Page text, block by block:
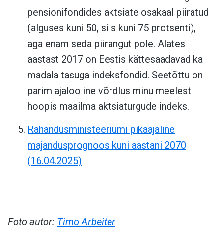
pensionifondides aktsiate osakaal piiratud
(alguses kuni 50, siis kuni 75 protsenti),
aga enam seda piirangut pole. Alates
aastast 2017 on Eestis kättesaadavad ka
madala tasuga indeksfondid. Seetõttu on
parim ajalooline võrdlus minu meelest
hoopis maailma aktsiaturgude indeks.
Rahandusministeeriumi pikaajaline
majandusprognoos kuni aastani 2070
(16.04.2025)
Foto autor: Timo Arbeiter